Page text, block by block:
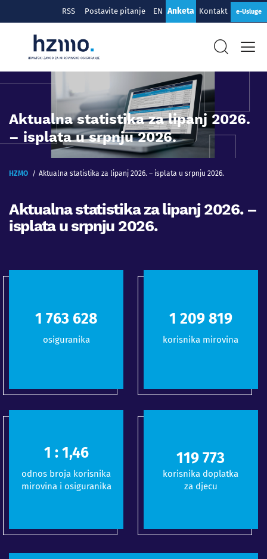
RSS Postavite pitanje EN Anketa Kontakt e-Usluge
Aktualna statistika za lipanj 2026.
– isplata u srpnju 2026.
HZMO Aktualna statistika za lipanj 2026. – isplata u srpnju 2026.
Aktualna statistika za lipanj 2026. –
isplata u srpnju 2026.
1 788 410
osiguranika
1 226 819
korisnika mirovina
1 : 1,46
odnos broja korisnika
mirovina i osiguranika
121 456
korisnika doplatka
za djecu